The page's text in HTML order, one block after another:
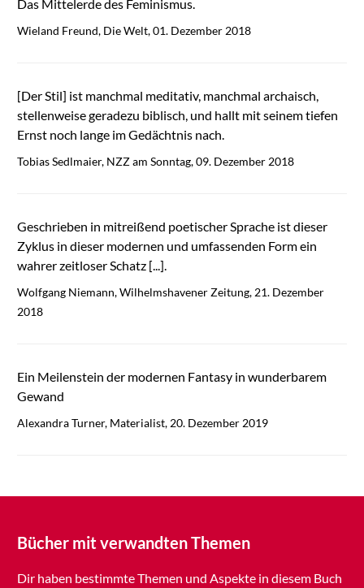
Das Mittelerde des Feminismus.
Wieland Freund, Die Welt, 01. Dezember 2018
[Der Stil] ist manchmal meditativ, manchmal archaisch,
stellenweise geradezu biblisch, und hallt mit seinem tiefen
Ernst noch lange im Gedächtnis nach.
Tobias Sedlmaier, NZZ am Sonntag, 09. Dezember 2018
Geschrieben in mitreißend poetischer Sprache ist dieser
Zyklus in dieser modernen und umfassenden Form ein
wahrer zeitloser Schatz [...].
Wolfgang Niemann, Wilhelmshavener Zeitung, 21. Dezember
2018
Ein Meilenstein der modernen Fantasy in wunderbarem
Gewand
Alexandra Turner, Materialist, 20. Dezember 2019
Bücher mit verwandten Themen
Dir haben bestimmte Themen und Aspekte in diesem Buch